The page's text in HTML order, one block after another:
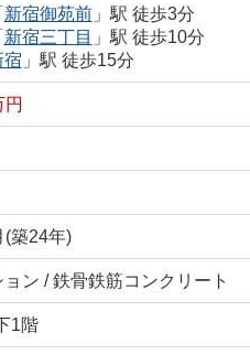
新宿御苑前」駅 徒歩3分
新宿三丁目 」駅 徒歩10分
宿 」駅 徒歩15分
(築24年)
ン / 鉄骨鉄筋コンクリート
1階